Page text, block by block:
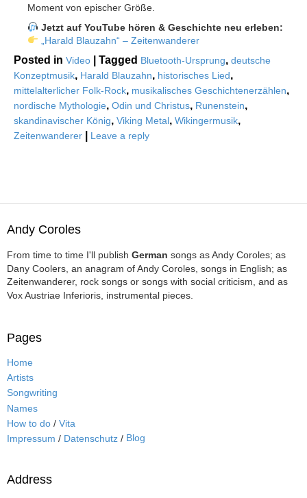
Moment von epischer Größe.
Jetzt auf YouTube hören & Geschichte neu erleben:
„Harald Blauzahn“ – Zeitenwanderer
Posted in Video Tagged Bluetooth-Ursprung, deutsche
Konzeptmusik, Harald Blauzahn, historisches Lied,
mittelalterlicher Folk-Rock, musikalisches Geschichtenerzählen,
nordische Mythologie, Odin und Christus, Runenstein,
skandinavischer König, Viking Metal, Wikingermusik,
Zeitenwanderer Leave a reply
Andy Coroles
From time to time I'll publish German songs as Andy Coroles; as
Dany Coolers, an anagram of Andy Coroles, songs in English; as
Zeitenwanderer, rock songs or songs with social criticism, and as
Vox Austriae Inferioris, instrumental pieces.
Pages
Home
Artists
Songwriting
Names
How to do / Vita
Impressum / Datenschutz / Blog
Address